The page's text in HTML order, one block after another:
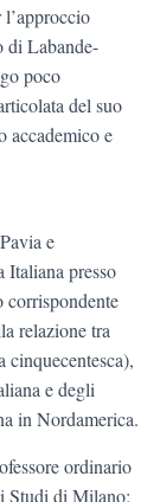
di Labande-
poco
del suo
accademico e
e
Italiana presso
corrispondente
relazione tra
e degli
in Nordamerica.
ordinario
Studi di Milano;